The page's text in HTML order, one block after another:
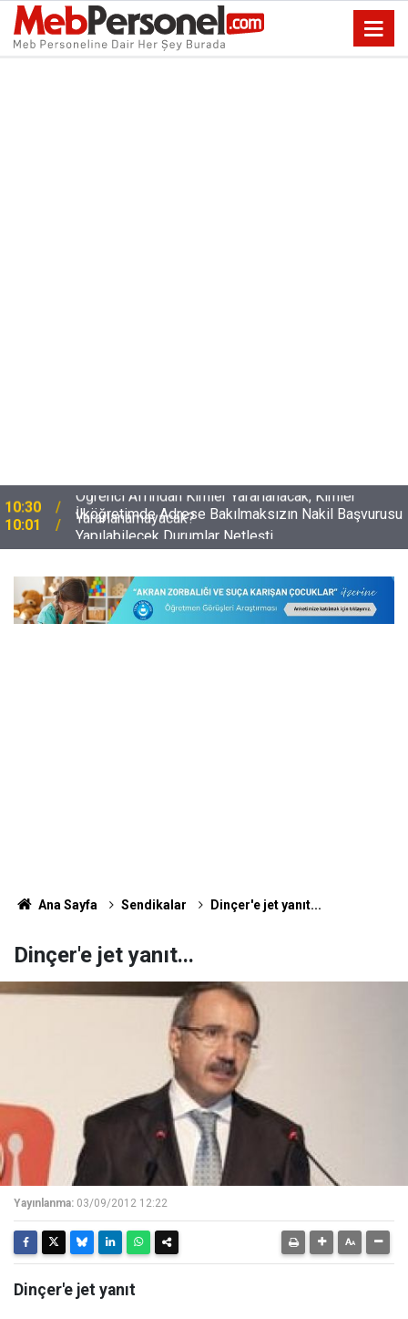
10:01
İlköğretimde Adrese Bakılmaksızın Nakil Başvurusu
Yapılabilecek Durumlar Netleşti
Ana Sayfa Sendikalar Dinçer'e jet yanıt...
Dinçer'e jet yanıt...
Yayınlanma: 03/09/2012 12:22
Dinçer'e jet yanıt